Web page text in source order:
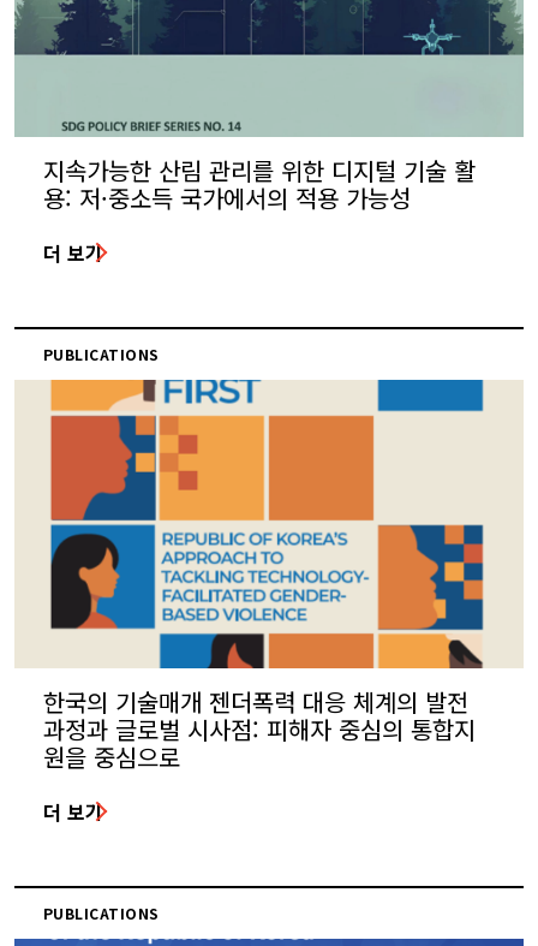
지속가능한 산림 관리를 위한 디지털 기술 활
용: 저·중소득 국가에서의 적용 가능성
더 보기
PUBLICATIONS
한국의 기술매개 젠더폭력 대응 체계의 발전
과정과 글로벌 시사점: 피해자 중심의 통합지
원을 중심으로
더 보기
PUBLICATIONS